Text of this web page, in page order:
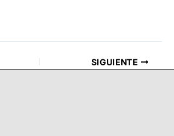
SIGUIENTE